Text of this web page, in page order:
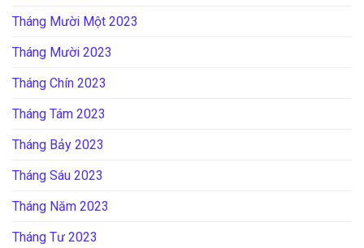
Tháng Mười Một 2023
Tháng Mười 2023
Tháng Chín 2023
Tháng Tám 2023
Tháng Bảy 2023
Tháng Sáu 2023
Tháng Năm 2023
Tháng Tư 2023